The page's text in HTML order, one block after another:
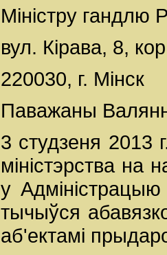
Міністру гандлю
вул. Кірава, 8,
220030, г. Мінск
Паважаны
3 студзеня 2013
міністэрства
у Адміністрацыю
тычыўся
аб'ектамі